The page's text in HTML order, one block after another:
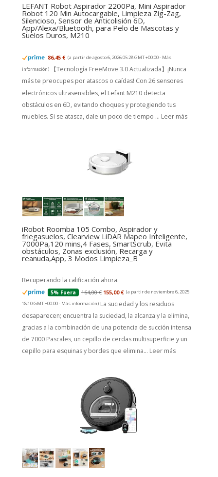
LEFANT Robot Aspirador 2200Pa, Mini Aspirador
Robot 120 Min Autocargable, Limpieza Zig-Zag,
Silencioso, Sensor de Anticolisión 6D,
App/Alexa/Bluetooth, para Pelo de Mascotas y
Suelos Duros, M210
86,45 € (a partir de agosto 6, 2026 05:28 GMT +00:00 - Más
información)
【Tecnología FreeMove 3.0 Actualizada】¡Nunca
más te preocupes por atascos o caídas! Con 26 sensores
electrónicos ultrasensibles, el Lefant M210 detecta
obstáculos en 6D, evitando choques y protegiendo tus
muebles. Si se atasca, dale un poco de tiempo ... Leer más
iRobot Roomba 105 Combo, Aspirador y
friegasuelos, Clearview LiDAR Mapeo Inteligente,
7000Pa,120 mins,4 Fases, SmartScrub, Evita
obstáculos, Zonas exclusión, Recarga y
reanuda,App, 3 Modos Limpieza_B
Recuperando la calificación ahora.
5% Fuera 164,00 € 155,00 € (a partir de noviembre 6, 2025
18:10 GMT +00:00 - Más información) La suciedad y los residuos
desaparecen; encuentra la suciedad, la alcanza y la elimina,
gracias a la combinación de una potencia de succión intensa
de 7000 Pascales, un cepillo de cerdas multisuperficie y un
cepillo para esquinas y bordes que elimina... Leer más